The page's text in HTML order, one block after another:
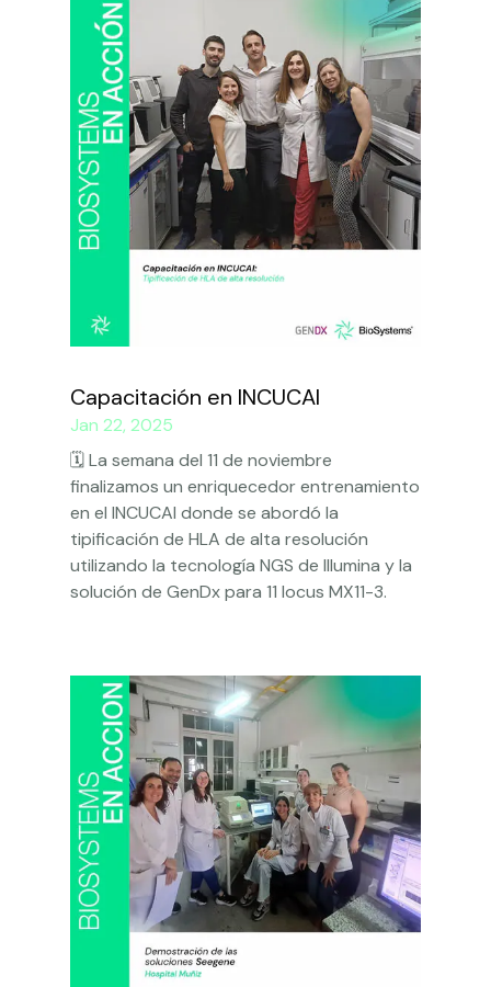
Capacitación en INCUCAI
Jan 22, 2025
🗓️ La semana del 11 de noviembre
finalizamos un enriquecedor entrenamiento
en el INCUCAI donde se abordó la
tipificación de HLA de alta resolución
utilizando la tecnología NGS de Illumina y la
solución de GenDx para 11 locus MX11-3.